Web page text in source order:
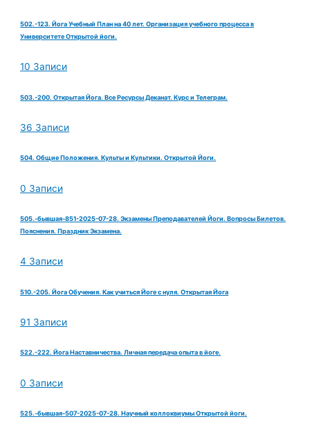
502.-123. Йога Учебный План на 40 лет. Организация учебного процесса в
Университете Открытой йоги.
10 Записи
503.-200. Открытая Йога. Все Ресурсы Деканат. Курс и Телеграм.
36 Записи
504. Общие Положения. Культы и Культики. Открытой Йоги.
0 Записи
505.-бывшая-851-2025-07-28. Экзамены Преподавателей Йоги. Вопросы Билетов.
Пояснения. Праздник Экзамена.
4 Записи
510.-205. Йога Обучения. Как учиться Йоге с нуля. Открытая Йога
91 Записи
522.-222. Йога Наставничества. Личная передача опыта в йоге.
0 Записи
525.-бывшая-507-2025-07-28. Научный коллоквиумы Открытой йоги.